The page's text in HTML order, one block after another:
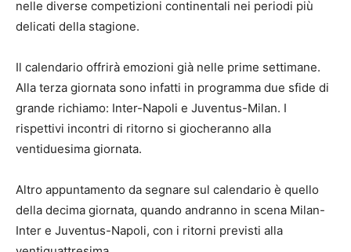
nelle diverse competizioni continentali nei periodi più
delicati della stagione.
Il calendario offrirà emozioni già nelle prime settimane.
Alla terza giornata sono infatti in programma due sfide di
grande richiamo: Inter-Napoli e Juventus-Milan. I
rispettivi incontri di ritorno si giocheranno alla
ventiduesima giornata.
Altro appuntamento da segnare sul calendario è quello
della decima giornata, quando andranno in scena Milan-
Inter e Juventus-Napoli, con i ritorni previsti alla